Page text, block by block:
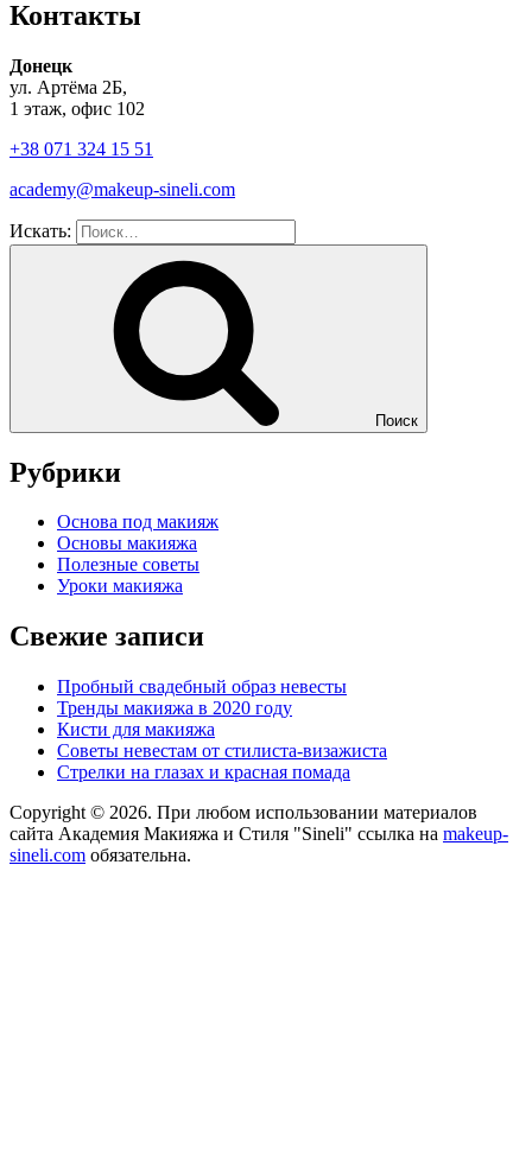
Контакты
Донецк
ул. Артёма 2Б,
1 этаж, офис 102
+38 071 324 15 51
academy@makeup-sineli.com
Искать:
Поиск
Рубрики
Основа под макияж
Основы макияжа
Полезные советы
Уроки макияжа
Свежие записи
Пробный свадебный образ невесты
Тренды макияжа в 2020 году
Кисти для макияжа
Советы невестам от стилиста-визажиста
Стрелки на глазах и красная помада
Copyright © 2026. При любом использовании материалов
сайта Академия Макияжа и Стиля "Sineli" ссылка на makeup-
sineli.com обязательна.